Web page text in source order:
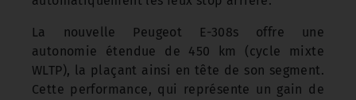
La nouvelle Peugeot E-308s offre une
autonomie étendue de 450 km (cycle mixte
WLTP), la plaçant ainsi en tête de son segment.
Cette performance, qui représente un gain de